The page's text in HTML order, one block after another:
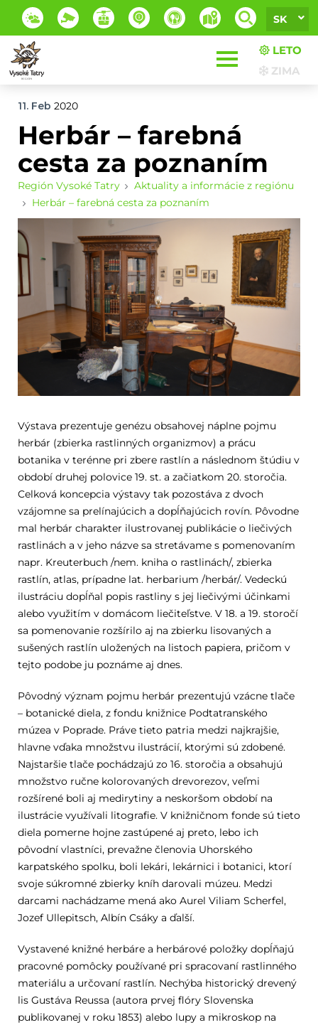
SK
LETO
ZIMA
11. Feb 2020
Herbár – farebná
cesta za poznaním
Región Vysoké Tatry
Aktuality a informácie z regiónu
Herbár – farebná cesta za poznaním
Výstava prezentuje genézu obsahovej náplne pojmu
herbár (zbierka rastlinných organizmov) a prácu
botanika v terénne pri zbere rastlín a následnom štúdiu v
období druhej polovice 19. st. a začiatkom 20. storočia.
Celková koncepcia výstavy tak pozostáva z dvoch
vzájomne sa prelínajúcich a dopĺňajúcich rovín. Pôvodne
mal herbár charakter ilustrovanej publikácie o liečivých
rastlinách a v jeho názve sa stretávame s pomenovaním
napr. Kreuterbuch /nem. kniha o rastlinách/, zbierka
rastlín, atlas, prípadne lat. herbarium /herbár/. Vedeckú
ilustráciu dopĺňal popis rastliny s jej liečivými účinkami
alebo využitím v domácom liečiteľstve. V 18. a 19. storočí
sa pomenovanie rozšírilo aj na zbierku lisovaných a
sušených rastlín uložených na listoch papiera, pričom v
tejto podobe ju poznáme aj dnes.
Pôvodný význam pojmu herbár prezentujú vzácne tlače
– botanické diela, z fondu knižnice Podtatranského
múzea v Poprade. Práve tieto patria medzi najkrajšie,
hlavne vďaka množstvu ilustrácií, ktorými sú zdobené.
Najstaršie tlače pochádzajú zo 16. storočia a obsahujú
množstvo ručne kolorovaných drevorezov, veľmi
rozšírené boli aj medirytiny a neskoršom období na
ilustrácie využívali litografie. V knižničnom fonde sú tieto
diela pomerne hojne zastúpené aj preto, lebo ich
pôvodní vlastníci, prevažne členovia Uhorského
karpatského spolku, boli lekári, lekárnici i botanici, ktorí
svoje súkromné zbierky kníh darovali múzeu. Medzi
darcami nachádzame mená ako Aurel Viliam Scherfel,
Jozef Ullepitsch, Albín Csáky a ďalší.
Vystavené knižné herbáre a herbárové položky dopĺňajú
pracovné pomôcky používané pri spracovaní rastlinného
materiálu a určovaní rastlín. Nechýba historický drevený
lis Gustáva Reussa (autora prvej flóry Slovenska
publikovanej v roku 1853) alebo lupy a mikroskop na